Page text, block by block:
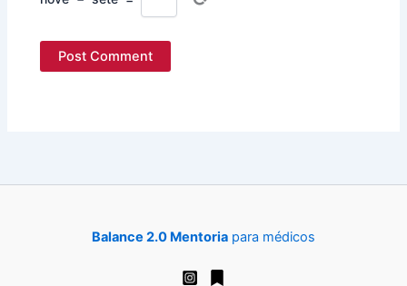
Balance 2.0 Mentoria para médicos